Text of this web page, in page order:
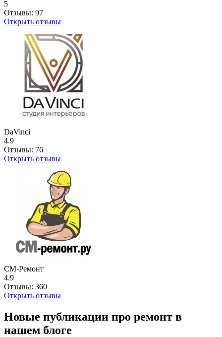
5
Отзывы: 97
Открыть отзывы
DaVinci
4.9
Отзывы: 76
Открыть отзывы
СМ-Ремонт
4.9
Отзывы: 360
Открыть отзывы
Новые публикации про ремонт в
нашем блоге